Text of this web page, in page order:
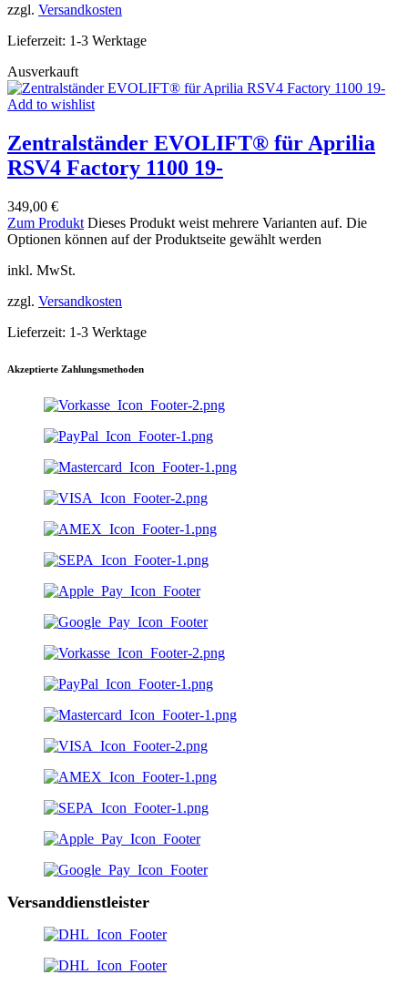
zzgl. Versandkosten
Lieferzeit: 1-3 Werktage
Ausverkauft
Add to wishlist
Zentralständer EVOLIFT® für Aprilia
RSV4 Factory 1100 19-
349,00 €
Zum Produkt Dieses Produkt weist mehrere Varianten auf. Die
Optionen können auf der Produktseite gewählt werden
inkl. MwSt.
zzgl. Versandkosten
Lieferzeit: 1-3 Werktage
Akzeptierte Zahlungsmethoden
Versanddienstleister